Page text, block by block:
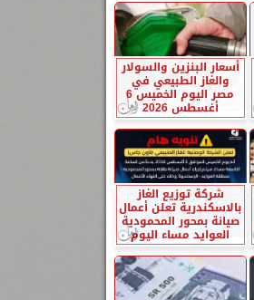
أسعار البنزين والسولار
والغاز الطبيعي في
مصر اليوم الخميس 6
أغسطس 2026
شركة توزيع الغاز
بالاسكندرية تعلن أعمال
صيانة بمحور المحمودية
العوايد مساء اليوم